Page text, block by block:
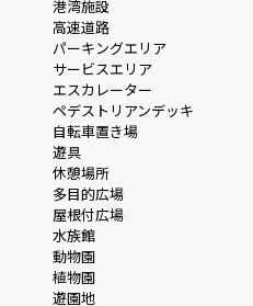
港湾施設
高速道路
パーキングエリア
サービスエリア
エスカレーター
ペデストリアンデッキ
自転車置き場
遊具
休憩場所
多目的広場
屋根付広場
水族館
動物園
植物園
遊園地